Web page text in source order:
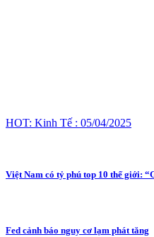
HOT: Kinh Tế : 05/04/2025
Việt Nam có tỷ phú top 10 thế giới:
Fed cảnh báo nguy cơ lạm phát tăng